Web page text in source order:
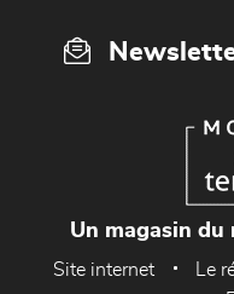
Un magasin du
Site internet Le